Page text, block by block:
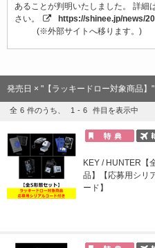
あることが判明いたしました。 詳細
さい。
https://shinee.jp/news/
(※外部サイトへ移ります。)
発売日 × "【ラッキードロー対象商品】
全 6 件のうち、 1 - 6 件目を表示中
KEY / HUNTER【
品】【応募用シリ
ード】